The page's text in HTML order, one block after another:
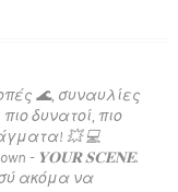
🌊, συναυλίες
δυνατοί, πιο
💥 💻
- 𝐘𝐎𝐔𝐑 𝐒𝐂𝐄𝐍𝐄.
ακόμα να